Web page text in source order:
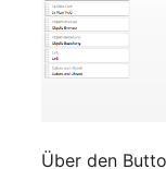
Zugewiesene
(Person)
Über den